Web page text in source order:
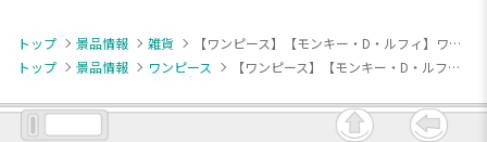
トップ 景品情報 雑貨
【ワンピース】【モンキー・D・ルフィ】ワンピース モンキー・D・ルフィ GEAR5 ラグマット
トップ
景品情報 ワンピース 【ワンピース】【モンキー・D・ルフィ】ワンピース モンキー・D・ルフィ GEAR5 ラグマット